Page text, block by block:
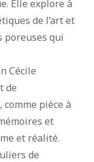
Elle explore à
de l’art et
qui
Cécile
de
pièce à
et
et réalité.
de